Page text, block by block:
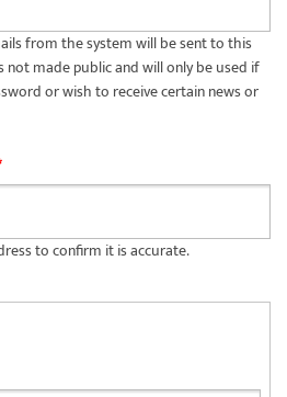
from the system will be sent to this
not made public and will only be used if
or wish to receive certain news or
to confirm it is accurate.